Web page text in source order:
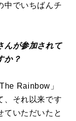
中でいちばんチ
が参加されて
か？
Rainbow」
、それ以来です
ていただいたと